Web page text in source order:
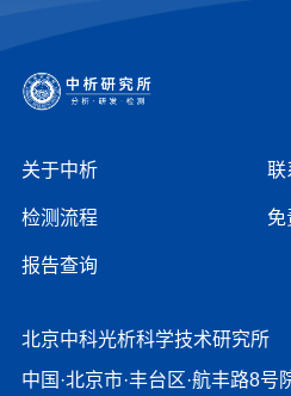
关于中析 联
检测流程 免
报告查询
北京中科光析科学技术研究所
中国·北京市·丰台区·航丰路8号